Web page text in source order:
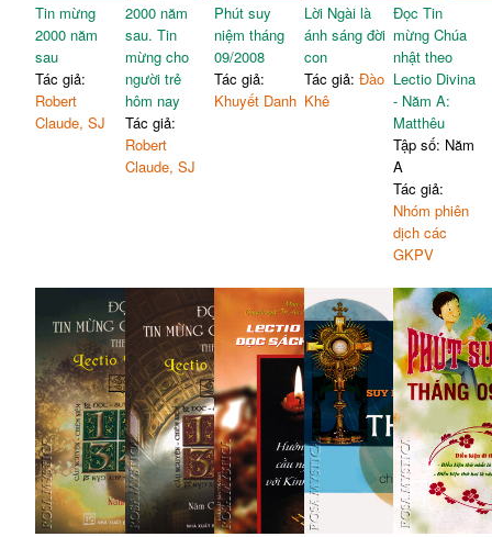
Tin mừng
2000 năm
sau
Tác giả:
Robert
Claude, SJ
2000 năm
sau. Tin
mừng cho
người trẻ
hôm nay
Tác giả:
Robert
Claude, SJ
Phút suy
niệm tháng
09/2008
Tác giả:
Khuyết Danh
Lời Ngài là
ánh sáng đời
con
Tác giả: Đào
Khê
Đọc Tin
mừng Chúa
nhật theo
Lectio Divina
- Năm A:
Matthêu
Tập số: Năm
A
Tác giả:
Nhóm phiên
dịch các
GKPV